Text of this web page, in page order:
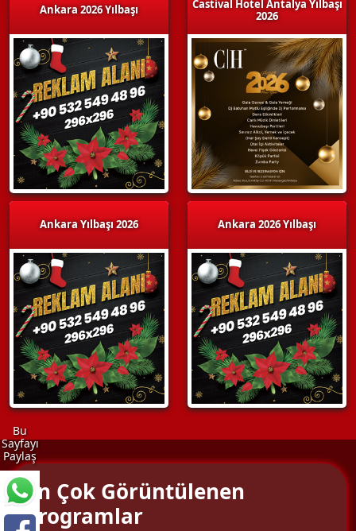
Ankara 2026 Yılbaşı
Ankara Yılbaşı 2026
Castival Hotel Antalya Yılbaşı
2026
Ankara 2026 Yılbaşı
Bu
Sayfayı
Paylaş
En Çok Görüntülenen
Programlar